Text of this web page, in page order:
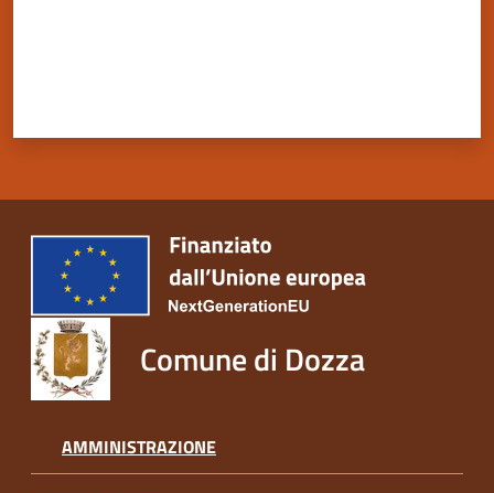
Comune di Dozza
AMMINISTRAZIONE